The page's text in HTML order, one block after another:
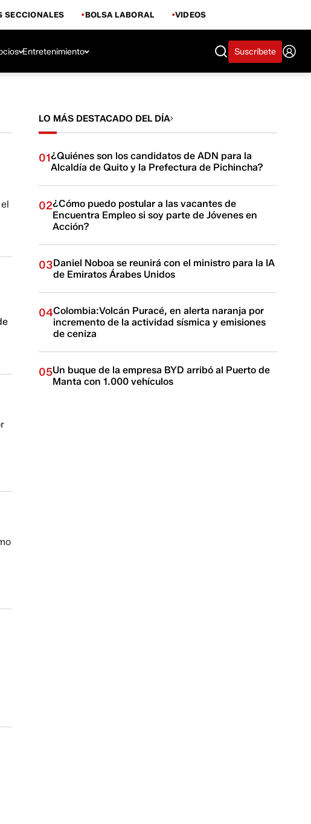
SECCIONALES BOLSA LABORAL VIDEOS
Entretenimiento Suscríbete
LO MÁS DESTACADO DEL DÍA
01¿Quiénes son los candidatos de ADN para la
Alcaldía de Quito y la Prefectura de Pichincha?
02¿Cómo puedo postular a las vacantes de
Encuentra Empleo si soy parte de Jóvenes en
Acción?
03Daniel Noboa se reunirá con el ministro para la IA
de Emiratos Árabes Unidos
04Colombia:Volcán Puracé, en alerta naranja por
incremento de la actividad sísmica y emisiones
de ceniza
05Un buque de la empresa BYD arribó al Puerto de
Manta con 1.000 vehículos